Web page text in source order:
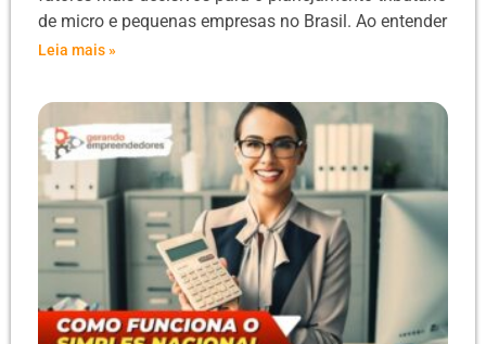
de micro e pequenas empresas no Brasil. Ao entender
Leia mais »